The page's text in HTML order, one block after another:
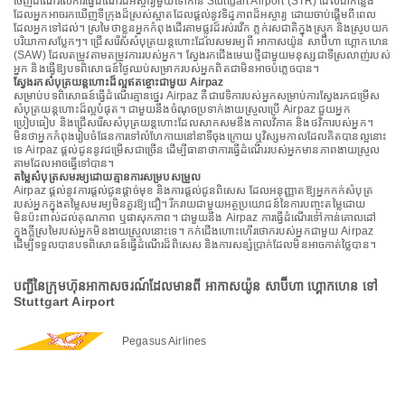
ដែលអ្នកអាចរកឃើញទីក្រុងដ៏ស្រស់ស្អាតដែលផ្តល់នូវទិដ្ឋភាពដ៏អស្ចារ្យ ដោយចាប់ផ្តើមពីពេល
ដែលអ្នកទៅដល់។ ស្រមៃថាខ្លួនអ្នកកំពុងដើរតាមផ្លូវដ៏រស់រវើក ភ្លក់រសជាតិក្នុងស្រុក និងស្រូបយក
បរិយាកាសប្លែកៗ។ ជ្រើសរើសសំបុត្រយន្តហោះដែលសមរម្យពី អាកាសយ៉ូន សាប៊ីហា ហ្គោកហេន
(SAW) ដែលតម្រូវតាមតម្រូវការរបស់អ្នក។ ស្វែងរកជើងមេឃថ្មីជាមួយមនុស្សជាទីស្រលាញ់របស់
អ្នក និងធ្វើឱ្យបទពិសោធន៍ថ្ងៃឈប់សម្រាករបស់អ្នកពិតជាមិនអាចបំភ្លេចបាន។
ស្វែងរកសំបុត្រយន្តហោះដ៏ល្អឥតខ្ចោះជាមួយ Airpaz
សម្រាប់បទពិសោធន៍ធ្វើដំណើរគ្មានថ្នេរ Airpaz គឺជាវេទិការបស់អ្នកសម្រាប់ការស្វែងរកជម្រើស
សំបុត្រយន្តហោះដ៏ល្អបំផុត។ ជាមួយនឹងចំណុចប្រទាក់ងាយស្រួលប្រើ Airpaz ជួយអ្នក
ប្រៀបធៀប និងជ្រើសរើសសំបុត្រយន្តហោះដែលសាកសមនឹងកាលវិភាគ និងថវិការបស់អ្នក។
មិនថាអ្នកកំពុងរៀបចំផែនការទៅលំហែកាយនៅនាទីចុងក្រោយ ឬវិស្សមកាលដែលគិតបានល្អនោះ
ទេ Airpaz ផ្តល់ជូននូវជម្រើសជាច្រើន ដើម្បីធានាថាការធ្វើដំណើររបស់អ្នកមានភាពងាយស្រួល
តាមដែលអាចធ្វើទៅបាន។
តម្លៃសំបុត្រសមរម្យដោយគ្មានការសម្របសម្រួល
Airpaz ផ្តល់នូវការផ្តល់ជូនផ្តាច់មុខ និងការផ្តល់ជូនពិសេស ដែលអនុញ្ញាតឱ្យអ្នកកក់សំបុត្រ
របស់អ្នកក្នុងតម្លៃសមរម្យមិនគួរឱ្យជឿ។ រីករាយជាមួយអត្ថប្រយោជន៍នៃការបញ្ចុះតម្លៃដោយ
មិនប៉ះពាល់ដល់គុណភាព ឬផាសុកភាព។ ជាមួយនឹង Airpaz ការធ្វើដំណើរទៅកាន់គោលដៅ
ក្នុងក្តីស្រមៃរបស់អ្នកមិនងាយស្រួលនោះទេ។ កក់ជើងហោះហើរថោករបស់អ្នកជាមួយ Airpaz
ដើម្បីទទួលបានបទពិសោធន៍ធ្វើដំណើរដ៏ពិសេស និងការសន្សំប្រាក់ដែលមិនអាចកាត់ថ្លៃបាន។
បញ្ជីនៃក្រុមហ៊ុនអាកាសចរណ៍ដែលមានពី អាកាសយ៉ូន សាប៊ីហា ហ្គោកហេន ទៅ
Stuttgart Airport
Pegasus Airlines